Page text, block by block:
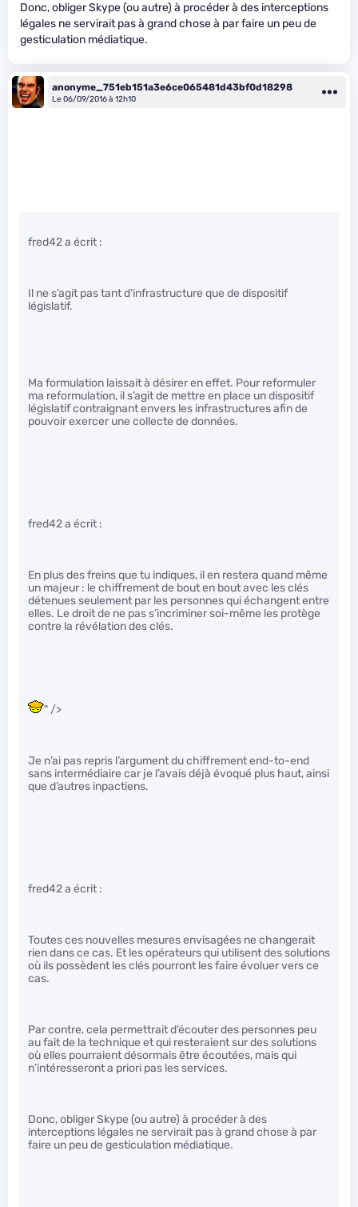
Donc, obliger Skype (ou autre) à procéder à des interceptions
légales ne servirait pas à grand chose à par faire un peu de
gesticulation médiatique.
anonyme_751eb151a3e6ce065481d43bf0d18298
Le 06/09/2016 à 12h10
fred42 a écrit :
Il ne s’agit pas tant d’infrastructure que de dispositif
législatif.
Ma formulation laissait à désirer en effet. Pour reformuler
ma reformulation, il s’agit de mettre en place un dispositif
législatif contraignant envers les infrastructures afin de
pouvoir exercer une collecte de données.
fred42 a écrit :
En plus des freins que tu indiques, il en restera quand même
un majeur : le chiffrement de bout en bout avec les clés
détenues seulement par les personnes qui échangent entre
elles. Le droit de ne pas s’incriminer soi-même les protège
contre la révélation des clés.
" />
Je n’ai pas repris l’argument du chiffrement end-to-end
sans intermédiaire car je l’avais déjà évoqué plus haut, ainsi
que d’autres inpactiens.
fred42 a écrit :
Toutes ces nouvelles mesures envisagées ne changerait
rien dans ce cas. Et les opérateurs qui utilisent des solutions
où ils possèdent les clés pourront les faire évoluer vers ce
cas.
Par contre, cela permettrait d’écouter des personnes peu
au fait de la technique et qui resteraient sur des solutions
où elles pourraient désormais être écoutées, mais qui
n’intéresseront a priori pas les services.
Donc, obliger Skype (ou autre) à procéder à des
interceptions légales ne servirait pas à grand chose à par
faire un peu de gesticulation médiatique.